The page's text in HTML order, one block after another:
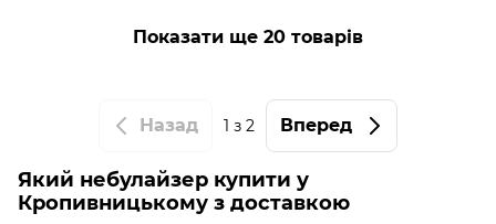
Показати ще 20 товарів
Назад 1 з 2 Вперед
Який небулайзер купити у
Кропивницькому з доставкою